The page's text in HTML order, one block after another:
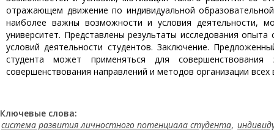
отражающем движение по индивидуальной
наиболее важны возможности и условия деятельности,
университет. Представлены результаты исследования
условий деятельности студентов. Заключение.
студента может применяться для
совершенствования направлений и методов организации
Ключевые слова:
система развития личностного потенциала студента,